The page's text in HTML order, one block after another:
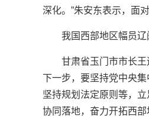
深化。”朱安东表示，面
我国西部地区幅员辽
甘肃省玉门市市长
下一步，要坚持党中央
坚持规划法定原则等，
协同落地，奋力开拓西部